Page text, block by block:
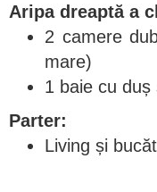
Aripa dreaptă a
2 camere
mare)
1 baie cu duș
Parter:
Living și